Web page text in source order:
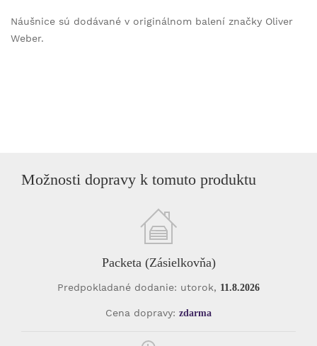
Náušnice sú dodávané v originálnom balení značky Oliver
Weber.
Možnosti dopravy k tomuto produktu
Packeta (Zásielkovňa)
Predpokladané dodanie: utorok, 11.8.2026
Cena dopravy: zdarma